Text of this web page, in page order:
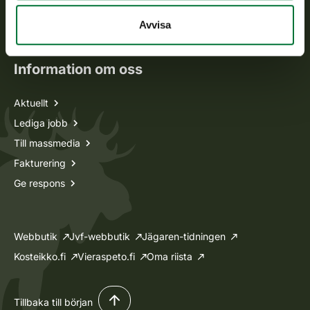
Avvisa
Oma riista -tjänsten
Ansökan om licenser och dispenser
Information om oss
Aktuellt
Lediga jobb
Till massmedia
Fakturering
Ge respons
Webbutik Jvf-webbutik
Jägaren-tidningen
Kosteikko.fi
Vieraspeto.fi Oma riista
Tillbaka till början